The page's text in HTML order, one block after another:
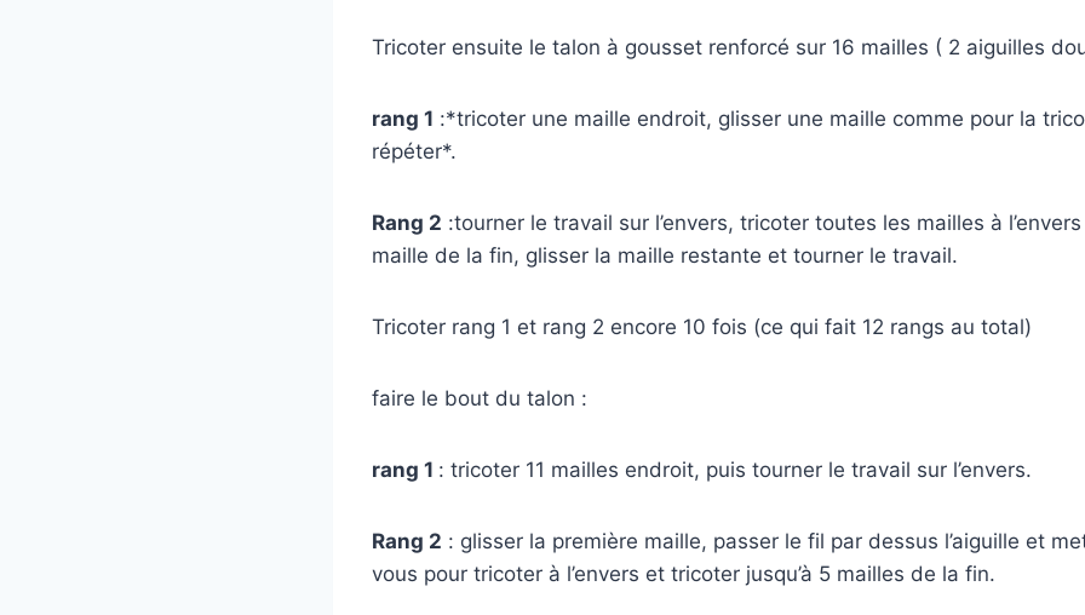
Tricoter ensuite le talon à gousset renforcé sur 16 mailles ( 2 aiguilles
rang 1 :*tricoter une maille endroit, glisser une maille comme pour la
répéter*.
Rang 2 :tourner le travail sur l’envers, tricoter toutes les mailles à l’envers
maille de la fin, glisser la maille restante et tourner le travail.
Tricoter rang 1 et rang 2 encore 10 fois (ce qui fait 12 rangs au total)
faire le bout du talon :
rang 1 : tricoter 11 mailles endroit, puis tourner le travail sur l’envers.
Rang 2 : glisser la première maille, passer le fil par dessus l’aiguille et
vous pour tricoter à l’envers et tricoter jusqu’à 5 mailles de la fin.